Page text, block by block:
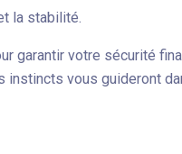
la stabilité.
garantir votre sécurité
vous guideront